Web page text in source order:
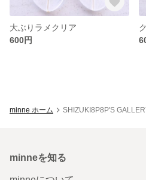
大ぶりラメクリア
600円
minne ホーム SHIZUKI8P8P'S
minneを知る